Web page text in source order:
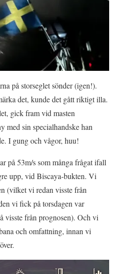
på storseglet sönder (igen!).
det, kunde det gått riktigt illa.
gick fram vid masten
med sin specialhandske han
I gung och vågor, huu!
på 53m/s som många frågat ifall
upp, vid Biscaya-bukten. Vi
(vilket vi redan visste från
vi fick på torsdagen var
visste från prognosen). Och vi
och omfattning, innan vi